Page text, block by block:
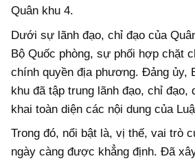
Quân khu 4.
Dưới sự lãnh đạo, chỉ đạo của
Bộ Quốc phòng, sự phối hợp chặt
chính quyền địa phương. Đảng ủy,
khu đã tập trung lãnh đạo, chỉ đạo,
khai toàn diện các nội dung của
Trong đó, nổi bật là, vị thế, vai trò
ngày càng được khẳng định. Đã